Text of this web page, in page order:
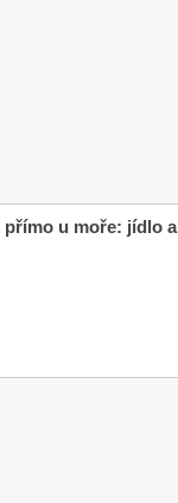
přímo u moře: jídlo a